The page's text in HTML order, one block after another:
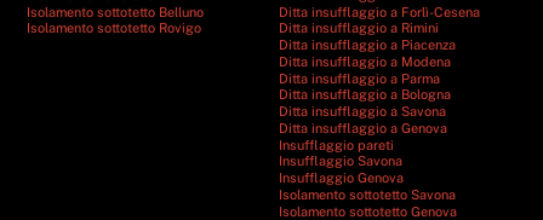
Isolamento sottotetto Belluno
Isolamento sottotetto Rovigo
Ditta insufflaggio a Forlì-Cesena
Ditta insufflaggio a Rimini
Ditta insufflaggio a Piacenza
Ditta insufflaggio a Modena
Ditta insufflaggio a Parma
Ditta insufflaggio a Bologna
Ditta insufflaggio a Savona
Ditta insufflaggio a Genova
Insufflaggio pareti
Insufflaggio Savona
Insufflaggio Genova
Isolamento sottotetto Savona
Isolamento sottotetto Genova